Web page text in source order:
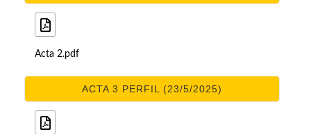
Acta 2.pdf
ACTA 3 PERFIL (23/5/2025)